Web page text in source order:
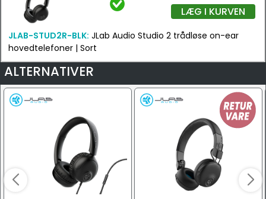
LÆG I KURVEN
JLAB-STUD2R-BLK: JLab Audio Studio 2 trådløse on-ear
hovedtelefoner | Sort
ALTERNATIVER